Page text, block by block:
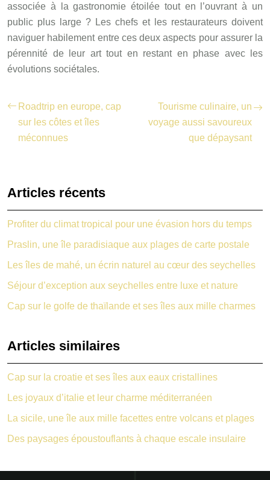
associée à la gastronomie étoilée tout en l’ouvrant à un
public plus large ? Les chefs et les restaurateurs doivent
naviguer habilement entre ces deux aspects pour assurer la
pérennité de leur art tout en restant en phase avec les
évolutions sociétales.
Roadtrip en europe, cap
sur les côtes et îles
méconnues
Tourisme culinaire, un
voyage aussi savoureux
que dépaysant
Articles récents
Profiter du climat tropical pour une évasion hors du temps
Praslin, une île paradisiaque aux plages de carte postale
Les îles de mahé, un écrin naturel au cœur des seychelles
Séjour d’exception aux seychelles entre luxe et nature
Cap sur le golfe de thaïlande et ses îles aux mille charmes
Articles similaires
Cap sur la croatie et ses îles aux eaux cristallines
Les joyaux d’italie et leur charme méditerranéen
La sicile, une île aux mille facettes entre volcans et plages
Des paysages époustouflants à chaque escale insulaire